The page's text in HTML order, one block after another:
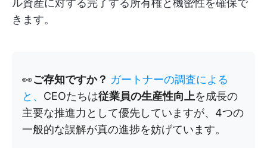
ル資産に対する完了する所有権と機密性を確保で
きます。
👀ご存知ですか？ ガートナーの調査による
と、 CEOたちは従業員の生産性向上を成長の
主要な推進力として優先していますが、4つの
一般的な誤解が真の進捗を妨げています。